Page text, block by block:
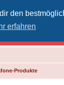
den
erfahren
Produkte